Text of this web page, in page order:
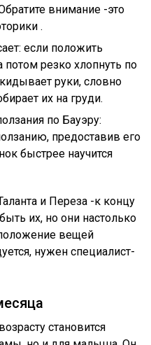
внимание -это
.
если положить
потом резко хлопнуть по
руки, словно
их на груди.
по Бауэру:
предоставив его
быстрее научится
и Переза -к концу
их, но они настолько
вещей
нужен специалист-
становится